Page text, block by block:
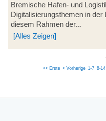
Bremische Hafen- und
Digitalisierungsthemen in
diesem Rahmen der...
[Alles Zeigen]
<< Erste < Vorherige 1-7 8-14